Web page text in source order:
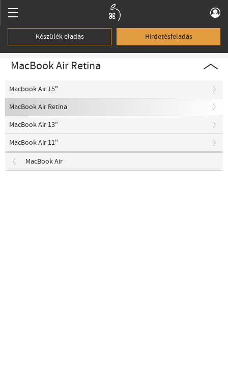
Készülék eladás Hirdetésfeladás
MacBook Air Retina
Macbook Air 15"
MacBook Air Retina
MacBook Air 13"
MacBook Air 11"
MacBook Air